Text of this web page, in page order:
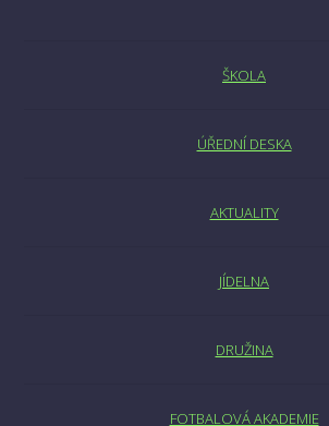
ŠKOLA
ÚŘEDNÍ DESKA
AKTUALITY
JÍDELNA
DRUŽINA
FOTBALOVÁ AKADEMIE